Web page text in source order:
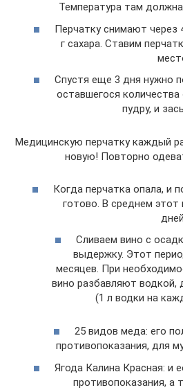
Температура там
Перчатку снимают через
г сахара. Ставим
Спустя еще 3 дня нужно
оставшегося
пудру, и
Медицинскую перчатку каждый
новую! Повторно
Когда перчатка опала, и
готово. В среднем этот
дней.
Сливаем вино с
выдержку. Этот
месяцев. При
вино разбавляют водкой,
(1 л водки на
25 видов меда: его
противопоказания, для
Ягода Калина Красная: и
противопоказания, а